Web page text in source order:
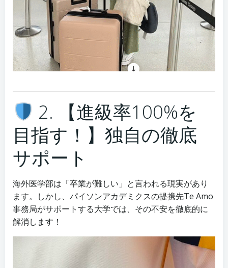
2. 【進級率100%を
目指す！】独自の徹底
サポート
海外医学部は「卒業が難しい」と言われる現実があり
ます。しかし、パイソンアカデミクスの提携先Te Amo
事務局がサポートする大学では、その不安を徹底的に
解消します！